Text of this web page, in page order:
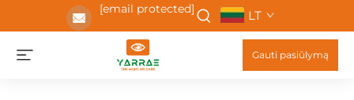
[email protected] LT
Gauti pasiūlymą